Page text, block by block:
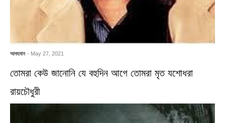
আবহমান - May 27, 2021
তোমরা কেউ জানোনি যে বহুদিন আগে তোমরা মৃত যশোধরা
রায়চৌধুরী